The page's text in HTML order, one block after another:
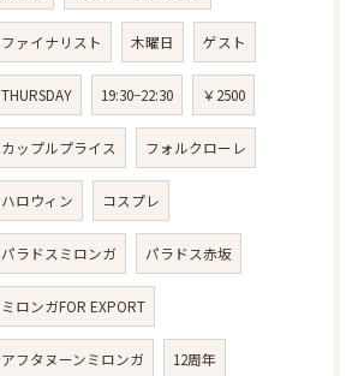
ファイナリスト 木曜日 ゲスト
THURSDAY 19:30−22:30 ￥2500
カップルプライス フォルクローレ
ハロウィン コスプレ
パラドスミロンガ パラドス赤坂
ミロンガFOR EXPORT
アフタヌーンミロンガ 12周年